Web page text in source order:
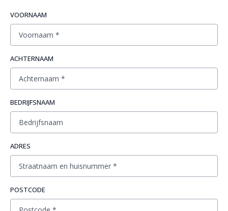
VOORNAAM
ACHTERNAAM
BEDRIJFSNAAM
ADRES
POSTCODE